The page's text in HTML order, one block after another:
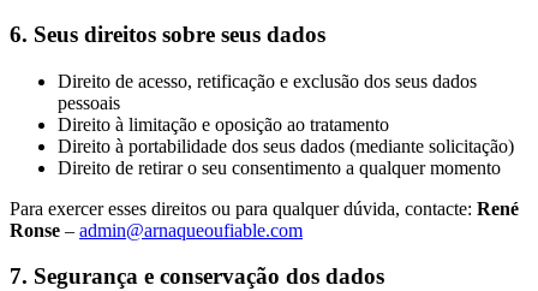
6. Seus direitos sobre seus dados
Direito de acesso, retificação e exclusão dos seus dados
pessoais
Direito à limitação e oposição ao tratamento
Direito à portabilidade dos seus dados (mediante solicitação)
Direito de retirar o seu consentimento a qualquer momento
Para exercer esses direitos ou para qualquer dúvida, contacte: René
Ronse – admin@arnaqueoufiable.com
7. Segurança e conservação dos dados